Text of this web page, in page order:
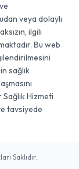
veya dolaylı
ilgili
Bu web
sağlık
Hizmeti
tavsiyede
Saklıdır.